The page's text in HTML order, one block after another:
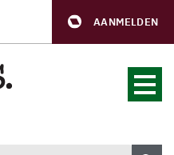
AANMELDEN